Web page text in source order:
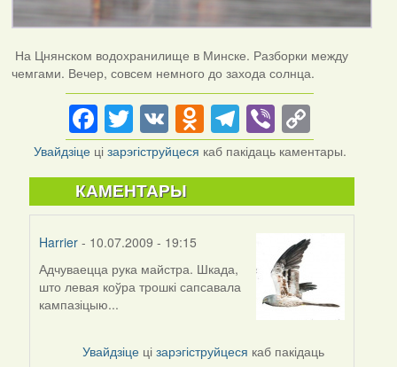
На Цнянском водохранилище в Минске. Разборки между
чемгами. Вечер, совсем немного до захода солнца.
Facebook
Twitter
VKOdnoklassniki
Telegram
Viber
Link
Увайдзіце цізарэгіструйцеся каб пакідаць каментары.
КАМЕНТАРЫ
Harrier - 10.07.2009 - 19:15
Адчуваецца рука майстра. Шкада,
што левая коўра трошкі сапсавала
кампазіцыю...
Увайдзіце цізарэгіструйцеся каб пакідаць